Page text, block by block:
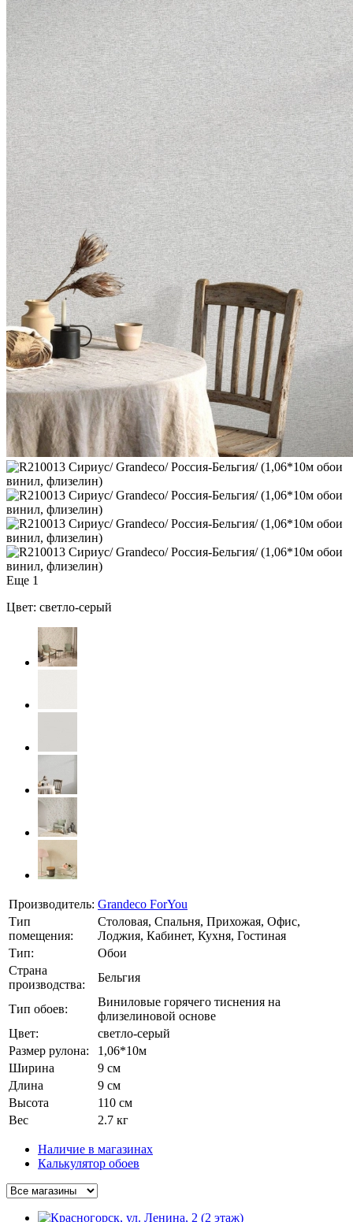
Еще 1
Цвет: светло-серый
Производитель: Grandeco ForYou
Тип
помещения:
Столовая, Спальня, Прихожая, Офис,
Лоджия, Кабинет, Кухня, Гостиная
Тип:
Обои
Страна
производства:
Бельгия
Тип обоев:
Виниловые горячего тиснения на
флизелиновой основе
Цвет:
светло-серый
Размер рулона:
1,06*10м
Ширина
9 см
Длина
9 см
Высота
110 см
Вес
2.7 кг
Наличие в магазинах
Калькулятор обоев